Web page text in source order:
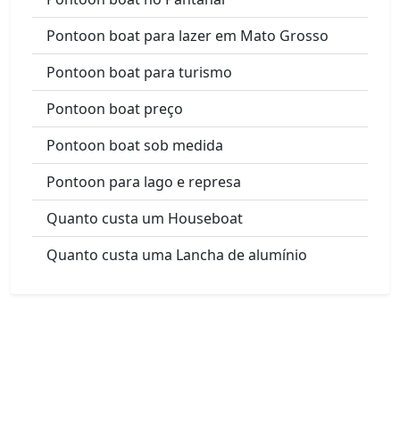
Pontoon boat para lazer em Mato Grosso
Pontoon boat para turismo
Pontoon boat preço
Pontoon boat sob medida
Pontoon para lago e represa
Quanto custa um Houseboat
Quanto custa uma Lancha de alumínio